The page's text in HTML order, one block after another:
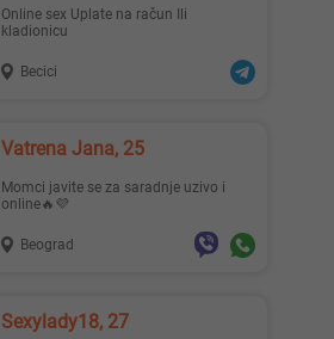
Online sex Uplate na račun Ili
kladionicu
Becici
Vatrena Jana, 25
Momci javite se za saradnje uzivo i
online🔥💜
Beograd
Sexylady18, 27